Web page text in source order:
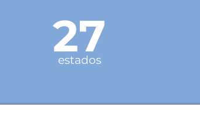
27
estados